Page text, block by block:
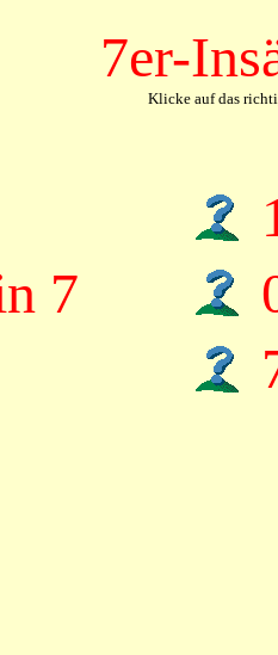
7er-
Klicke auf das
7